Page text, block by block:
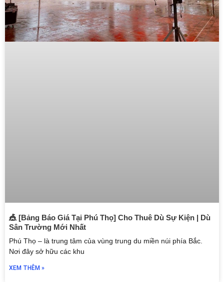
🎪 [Bảng Báo Giá Tại Phú Thọ] Cho Thuê Dù Sự Kiện | Dù
Sân Trường Mới Nhất
Phú Thọ – là trung tâm của vùng trung du miền núi phía Bắc.
Nơi đây sở hữu các khu
XEM THÊM »